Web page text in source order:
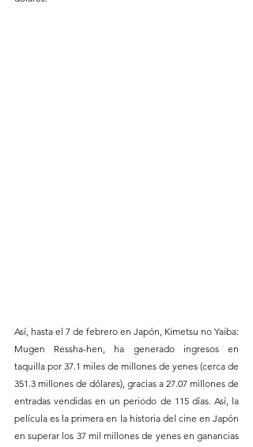
Así, hasta el 7 de febrero en Japón, Kimetsu no Yaiba:
Mugen Ressha-hen, ha generado ingresos en
taquilla por 37.1 miles de millones de yenes (cerca de
351.3 millones de dólares), gracias a 27.07 millones de
entradas vendidas en un periodo de 115 días. Así, la
película es la primera en la historia del cine en Japón
en superar los 37 mil millones de yenes en ganancias